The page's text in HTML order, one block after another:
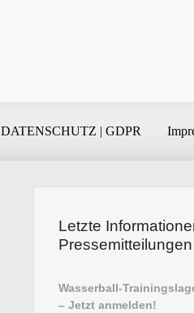
DATENSCHUTZ | GDPR
Letzte
Pressemitteilungen
Wasserball-
– Jetzt anmelden!